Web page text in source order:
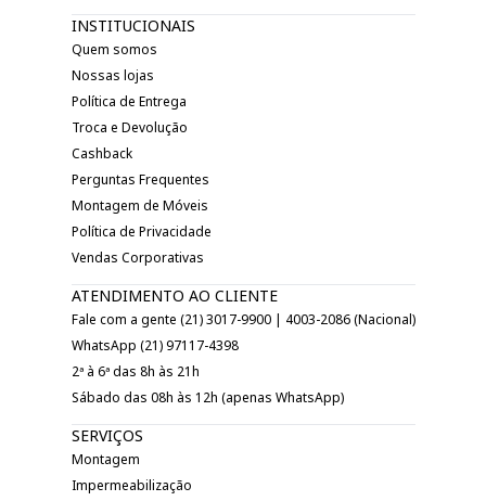
INSTITUCIONAIS
Quem somos
Nossas lojas
Política de Entrega
Troca e Devolução
Cashback
Perguntas Frequentes
Montagem de Móveis
Política de Privacidade
Vendas Corporativas
ATENDIMENTO AO CLIENTE
Fale com a gente (21) 3017-9900 | 4003-2086 (Nacional)
WhatsApp (21) 97117-4398
2ª à 6ª das 8h às 21h
Sábado das 08h às 12h (apenas WhatsApp)
SERVIÇOS
Montagem
Impermeabilização